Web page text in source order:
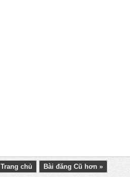
Trang chủ Bài đăng Cũ hơn »